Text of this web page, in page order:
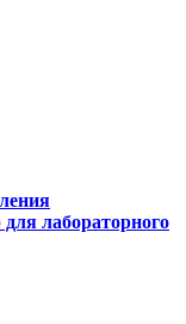
лабораторного